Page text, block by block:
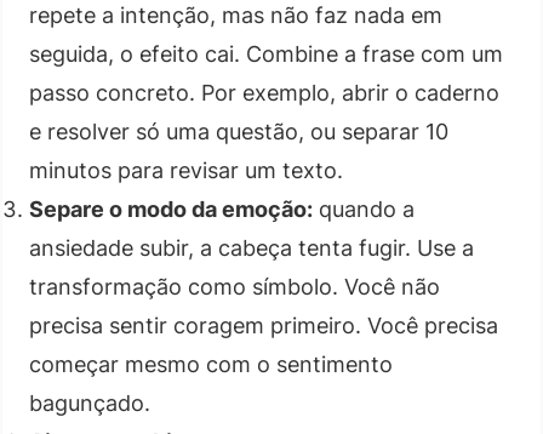
repete a intenção, mas não faz nada em
seguida, o efeito cai. Combine a frase com um
passo concreto. Por exemplo, abrir o caderno
e resolver só uma questão, ou separar 10
minutos para revisar um texto.
Separe o modo da emoção: quando a
ansiedade subir, a cabeça tenta fugir. Use a
transformação como símbolo. Você não
precisa sentir coragem primeiro. Você precisa
começar mesmo com o sentimento
bagunçado.